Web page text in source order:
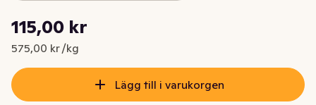
Nuvarande pris är: 115,00 kr
115,00 kr
575,00 kr /kg
Styckpris: 575,00 kr /kg
Lägg till i varukorgen